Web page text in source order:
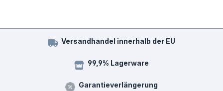
Versandhandel innerhalb der EU
99,9% Lagerware
Garantieverlängerung